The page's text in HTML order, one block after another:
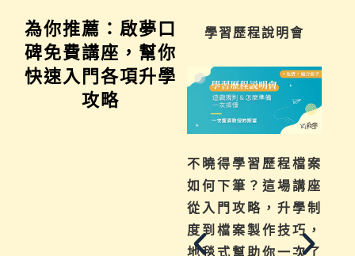
為你推薦：啟夢口
碑免費講座，幫你
快速入門各項升學
攻略
家長講座 學習歷程說明會
不曉得學習歷程檔案
如何下筆？這場講座
從入門攻略，升學制
度到檔案製作技巧，
地毯式幫助你一次了